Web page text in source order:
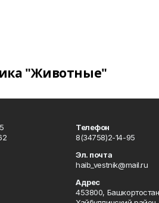
"Животные"
Телефон
8(34758)2-14-95
Эл. почта
haib_vestnik@mail.ru
Адрес
453800,